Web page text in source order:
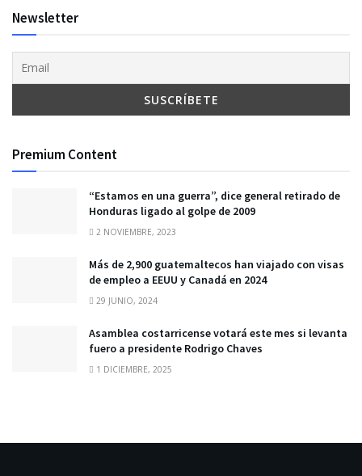
Newsletter
Premium Content
“Estamos en una guerra”, dice general retirado de
Honduras ligado al golpe de 2009
2 NOVIEMBRE, 2023
Más de 2,900 guatemaltecos han viajado con visas
de empleo a EEUU y Canadá en 2024
29 JUNIO, 2024
Asamblea costarricense votará este mes si levanta
fuero a presidente Rodrigo Chaves
1 DICIEMBRE, 2025